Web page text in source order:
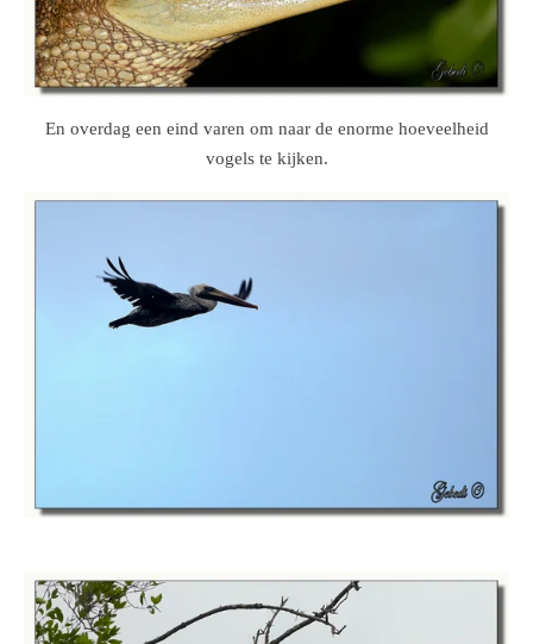
En overdag een eind varen om naar de enorme hoeveelheid
vogels te kijken.